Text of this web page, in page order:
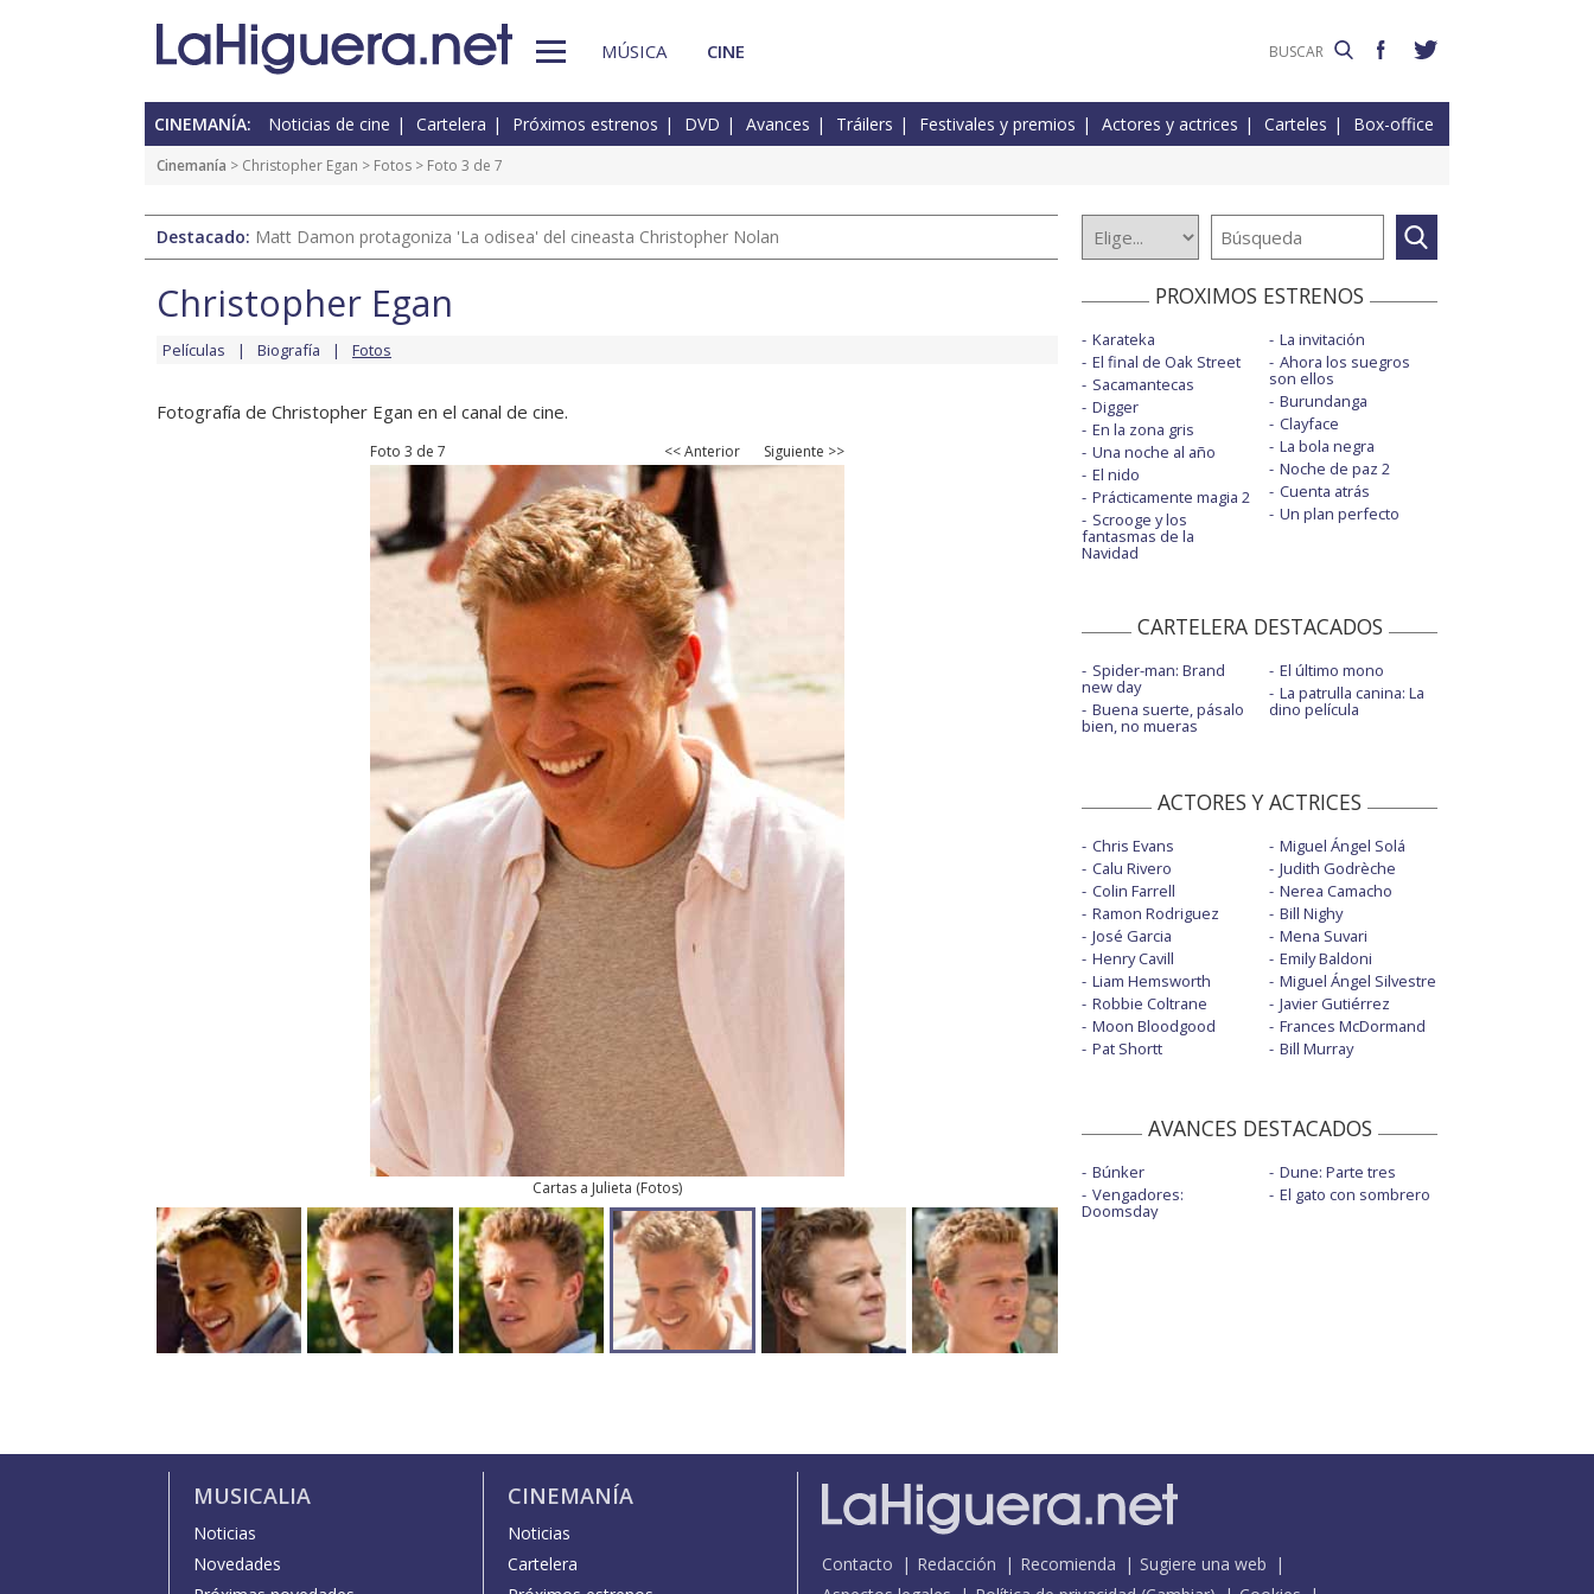
MÚSICA CINE
CINEMANÍA: Noticias de cine Cartelera Próximos estrenos DVD Avances Tráilers Festivales y premios Actores y actrices Carteles Box-office
Cinemanía > Christopher Egan > Fotos > Foto 3 de 7
Destacado: Matt Damon protagoniza 'La odisea' del cineasta Christopher Nolan
Christopher Egan
Películas Biografía Fotos
Fotografía de Christopher Egan en el canal de cine.
Foto 3 de 7 << Anterior Siguiente >>
Cartas a Julieta (Fotos)
PROXIMOS ESTRENOS
Karateka
El final de Oak Street
Sacamantecas
Digger
En la zona gris
Una noche al año
El nido
Prácticamente magia 2
Scrooge y los
fantasmas de la
Navidad
La invitación
Ahora los suegros
son ellos
Burundanga
Clayface
La bola negra
Noche de paz 2
Cuenta atrás
Un plan perfecto
CARTELERA DESTACADOS
Spider-man: Brand
new day
Buena suerte, pásalo
bien, no mueras
El último mono
La patrulla canina: La
dino película
ACTORES Y ACTRICES
Chris Evans
Calu Rivero
Colin Farrell
Ramon Rodriguez
José Garcia
Henry Cavill
Liam Hemsworth
Robbie Coltrane
Moon Bloodgood
Pat Shortt
Miguel Ángel Solá
Judith Godrèche
Nerea Camacho
Bill Nighy
Mena Suvari
Emily Baldoni
Miguel Ángel Silvestre
Javier Gutiérrez
Frances McDormand
Bill Murray
AVANCES DESTACADOS
Búnker
Vengadores:
Doomsday
Dune: Parte tres
El gato con sombrero
MUSICALIA
Noticias
Novedades
CINEMANÍA
Noticias
Cartelera
Contacto Redacción Recomienda
Sugiere una web